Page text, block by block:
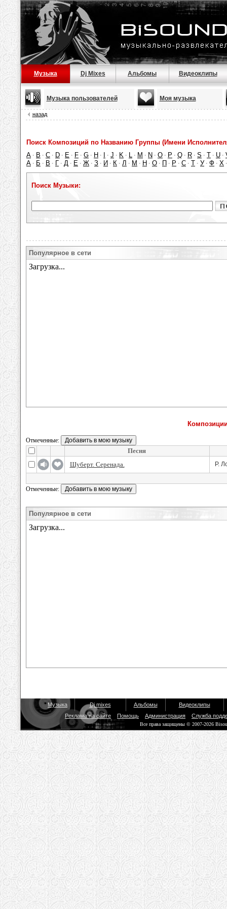
Музыка Dj Mixes Альбомы Видеоклипы
Музыка пользователей Моя музыка
назад
Поиск Композиций по Названию Группы (Имени
A · B · C · D · E · F · G · H · · J · K · L · M · N · O · P · Q · R · S · T · U ·
А · Б · В · Г · Д · Е · Ж · З · И · К · Л · М · Н · О · П · Р · С · Т · У · Ф · Х
Поиск Музыки:
Популярное в сети
Отмеченные:
Песня
Шуберт. Серенада.
Р.
Отмеченные:
Популярное в сети
Музыка Dj mixes Альбомы
Видеоклипы
Реклама на сайте
Помощь Администрация Служба
Все права защищены © 2007-2026